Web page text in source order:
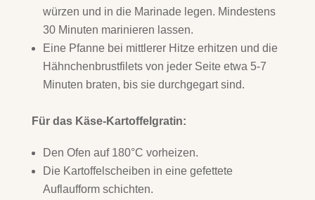
würzen und in die Marinade legen. Mindestens
30 Minuten marinieren lassen.
Eine Pfanne bei mittlerer Hitze erhitzen und die
Hähnchenbrustfilets von jeder Seite etwa 5-7
Minuten braten, bis sie durchgegart sind.
Für das Käse-Kartoffelgratin:
Den Ofen auf 180°C vorheizen.
Die Kartoffelscheiben in eine gefettete
Auflaufform schichten.